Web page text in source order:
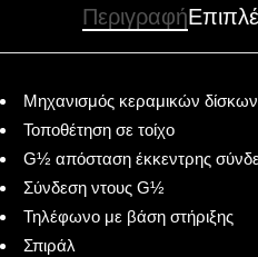
Περιγραφή
Μηχανισμός κεραμικών δίσκων
Τοποθέτηση σε τοίχο
G½ απόσταση έκκεντρης
Σύνδεση ντους G½
Τηλέφωνο με βάση στήριξης
Σπιράλ